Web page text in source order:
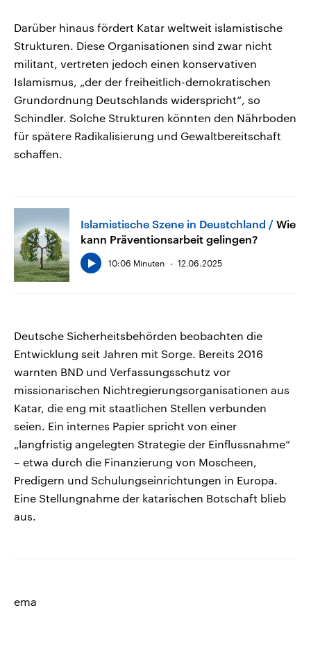
Darüber hinaus fördert Katar weltweit islamistische
Strukturen. Diese Organisationen sind zwar nicht
militant, vertreten jedoch einen konservativen
Islamismus, „der der freiheitlich-demokratischen
Grundordnung Deutschlands widerspricht“, so
Schindler. Solche Strukturen könnten den Nährboden
für spätere Radikalisierung und Gewaltbereitschaft
schaffen.
Islamistische Szene in Deustchland
Wie
kann Präventionsarbeit gelingen?
10:06 Minuten 12.06.2025
Deutsche Sicherheitsbehörden beobachten die
Entwicklung seit Jahren mit Sorge. Bereits 2016
warnten BND und Verfassungsschutz vor
missionarischen Nichtregierungsorganisationen aus
Katar, die eng mit staatlichen Stellen verbunden
seien. Ein internes Papier spricht von einer
„langfristig angelegten Strategie der Einflussnahme“
– etwa durch die Finanzierung von Moscheen,
Predigern und Schulungseinrichtungen in Europa.
Eine Stellungnahme der katarischen Botschaft blieb
aus.
ema